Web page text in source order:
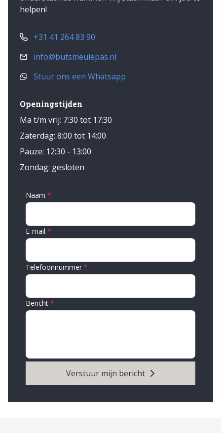
helpen!
+31 41 264 83 90
info@butsmeulepas.nl
Stuur ons een Whatsapp
Openingstijden
Ma t/m vrij: 7:30 tot 17:30
Zaterdag: 8:00 tot 14:00
Pauze: 12:30 - 13:00
Zondag: gesloten
Naam
E-mail
Telefoonnummer
Bericht
Verstuur mijn bericht